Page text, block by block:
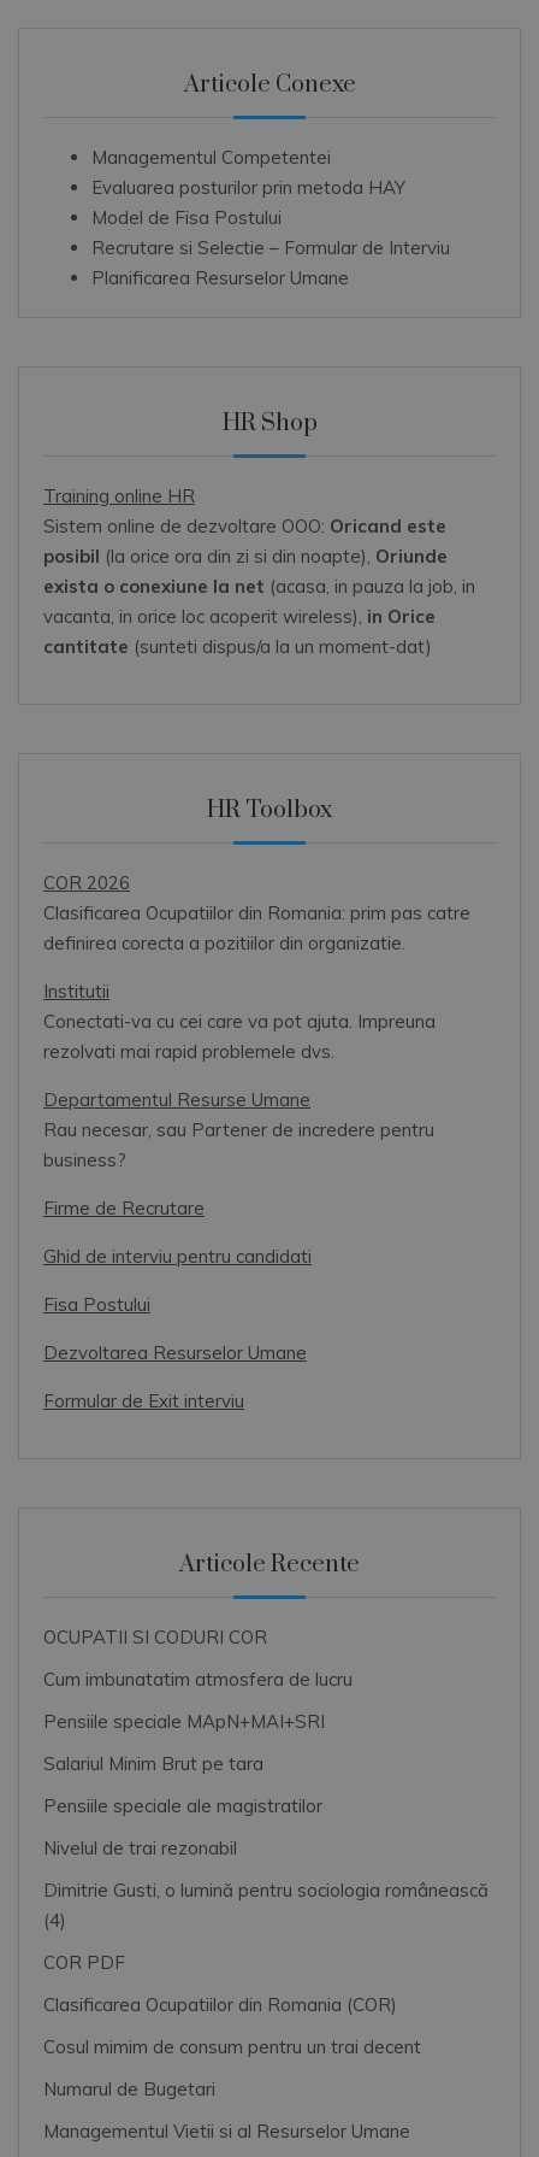
Articole Conexe
Managementul Competentei
Evaluarea posturilor prin metoda HAY
Model de Fisa Postului
Recrutare si Selectie – Formular de Interviu
Planificarea Resurselor Umane
HR Shop
Training online HR
Sistem online de dezvoltare OOO: Oricand este
posibil (la orice ora din zi si din noapte), Oriunde
exista o conexiune la net (acasa, in pauza la job, in
vacanta, in orice loc acoperit wireless), in Orice
cantitate (sunteti dispus/a la un moment-dat)
HR Toolbox
COR 2026
Clasificarea Ocupatiilor din Romania: prim pas catre
definirea corecta a pozitiilor din organizatie.
Institutii
Conectati-va cu cei care va pot ajuta. Impreuna
rezolvati mai rapid problemele dvs.
Departamentul Resurse Umane
Rau necesar, sau Partener de incredere pentru
business?
Firme de Recrutare
Ghid de interviu pentru candidati
Fisa Postului
Dezvoltarea Resurselor Umane
Formular de Exit interviu
Articole Recente
OCUPATII SI CODURI COR
Cum imbunatatim atmosfera de lucru
Pensiile speciale MApN+MAI+SRI
Salariul Minim Brut pe tara
Pensiile speciale ale magistratilor
Nivelul de trai rezonabil
Dimitrie Gusti, o lumină pentru sociologia românească
(4)
COR PDF
Clasificarea Ocupatiilor din Romania (COR)
Cosul mimim de consum pentru un trai decent
Numarul de Bugetari
Managementul Vietii si al Resurselor Umane